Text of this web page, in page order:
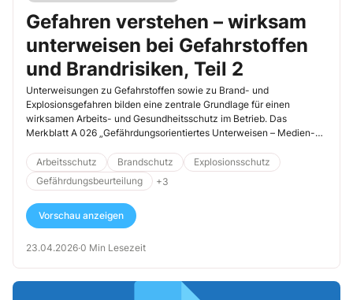
Gefahren verstehen – wirksam
unterweisen bei Gefahrstoffen
und Brandrisiken, Teil 2
Unterweisungen zu Gefahrstoffen sowie zu Brand- und
Explosionsgefahren bilden eine zentrale Grundlage für einen
wirksamen Arbeits- und Gesundheitsschutz im Betrieb. Das
Merkblatt A 026 „Gefährdungsorientiertes Unterweisen – Medien-
Arbeitsschutz
Brandschutz
Explosionsschutz
Gefährdungsbeurteilung
+3
Vorschau anzeigen
23.04.2026·0 Min Lesezeit